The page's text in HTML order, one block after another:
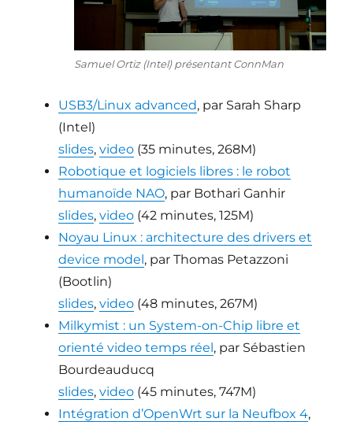
Samuel Ortiz (Intel) présentant ConnMan
USB3/Linux advanced, par Sarah Sharp
(Intel)
slides,video (35 minutes, 268M)
Robotique et logiciels libres : le robot
humanoïde NAO, par Bothari Ganhir
slides,video (42 minutes, 125M)
Noyau Linux : architecture des drivers et
device model, par Thomas Petazzoni
(Bootlin)
slides,video (48 minutes, 267M)
Milkymist : un System-on-Chip libre et
orienté video temps réel, par Sébastien
Bourdeauducq
slides,video (45 minutes, 747M)
Intégration d’OpenWrt sur la Neufbox 4,